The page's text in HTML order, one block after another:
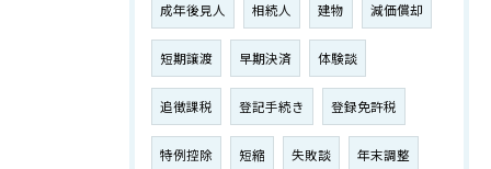
成年後見人 相続人 建物 減価償却
短期譲渡 早期決済 体験談
追徴課税 登記手続き 登録免許税
特例控除 短縮 失敗談 年末調整